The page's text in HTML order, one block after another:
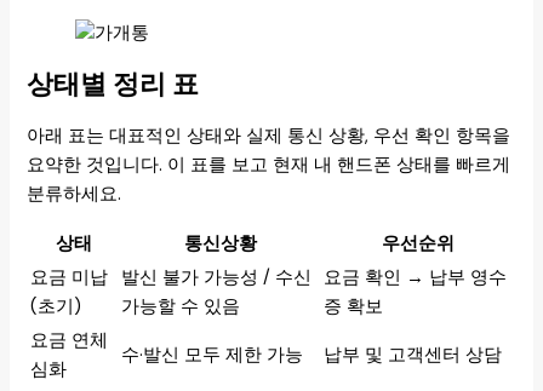
상태별 정리 표
아래 표는 대표적인 상태와 실제 통신 상황, 우선 확인 항목을
요약한 것입니다. 이 표를 보고 현재 내 핸드폰 상태를 빠르게
분류하세요.
상태 통신상황
우선순위
요금 미납
(초기)
발신 불가 가능성 / 수신
가능할 수 있음
요금 확인 → 납부 영수
증 확보
요금 연체
심화
수·발신 모두 제한 가능 납부 및 고객센터 상담